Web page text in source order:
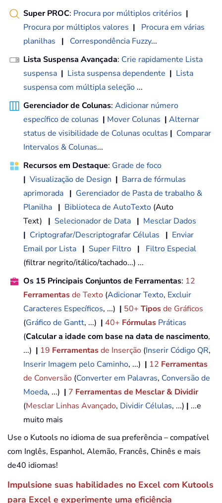
Super PROC: Procura por múltiplos critérios |
Procura por múltiplos valores |
Procura em várias
planilhas
| Correspondência Fuzzy...
Lista Suspensa Avançada: Crie rapidamente Lista
suspensa | Lista suspensa dependente | Lista
suspensa com múltipla seleção ...
Gerenciador de Colunas: Adicionar número
específico de colunas | Mover Colunas | Alternar
status de visibilidade de Colunas ocultas | Comparar
Intervalos & Colunas...
Recursos em Destaque: Grade de foco
| Visualização de Design | Barra de fórmulas
aprimorada | Gerenciador de Pasta de trabalho &
Planilha | Biblioteca de AutoTexto (Auto
Text) | Selecionador de Data | Mesclar Dados
| Criptografar/Descriptografar Células | Enviar
Email por Lista | Super Filtro |
Filtro Especial
(filtrar negrito/itálico/tachado...) ...
Os 15 Principais Conjuntos de Ferramentas: 12
Ferramentasde Texto (Adicionar Texto, Excluir
Caracteres Específicos, ...) | 50+ Tiposde Gráficos
(Gráfico de Gantt, ...) | 40+ Fórmulas Práticas
(Calcular a idade com base na data de nascimento,
...) | 19 Ferramentasde Inserção (Inserir Código QR,
Inserir Imagem pelo Caminho, ...) | 12 Ferramentas
de Conversão (Converter em Palavras, Conversão de
Moeda, ...) | 7 Ferramentas de Mesclar & Dividir
(Mesclar Linhas Avançado, Dividir Células, ...) | ...e
muito mais
Use o Kutools no idioma de sua preferência – compatível
com Inglês, Espanhol, Alemão, Francês, Chinês e mais
de40 idiomas!
Impulsione suas habilidades no Excel com Kutools
para Excel e experimente uma eficiência